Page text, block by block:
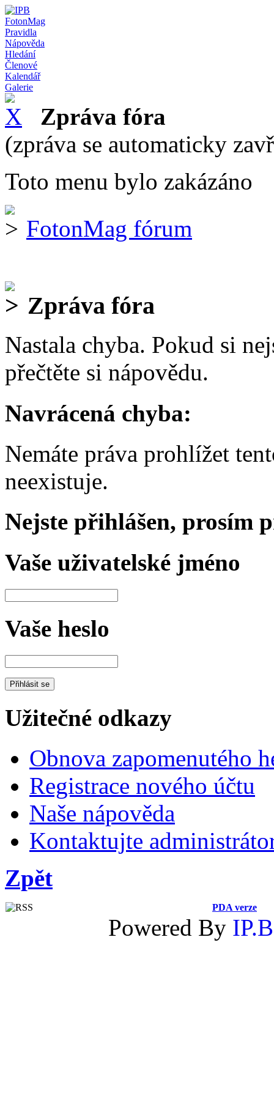
FotonMag
Pravidla
Nápověda
Hledání
Členové
Kalendář
Galerie
Zpráva fóra
(zpráva se automaticky
Toto menu bylo zakázáno
FotonMag fórum
Zpráva fóra
Nastala chyba. Pokud si
přečtěte si nápovědu.
Navrácená chyba:
Nemáte práva prohlížet
neexistuje.
Nejste přihlášen, prosím
Vaše uživatelské jméno
Vaše heslo
Užitečné odkazy
Obnova zapomenutého
Registrace nového účtu
Naše nápověda
Kontaktujte
Zpět
PDA verze
Powered By